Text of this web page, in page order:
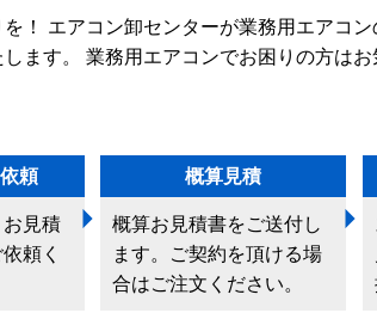
！ エアコン卸センターが業務用エアコ
ます。 業務用エアコンでお困りの方は
頼
見積
頼く
概算見積
概算お見積書をご送付し
ます。ご契約を頂ける場
合はご注文ください。